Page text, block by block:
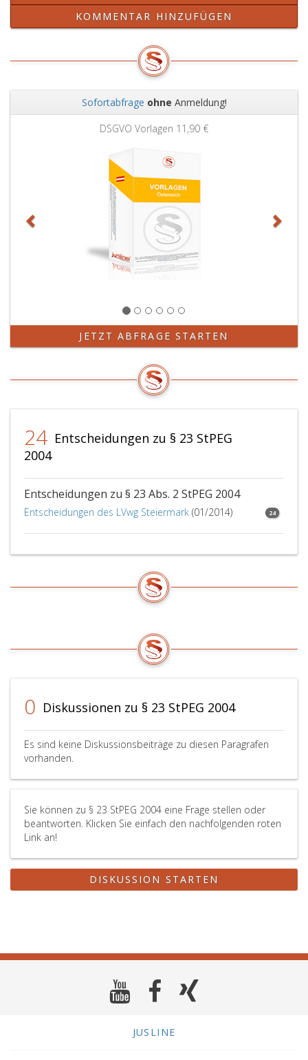
KOMMENTAR HINZUFÜGEN
Sofortabfrage ohne Anmeldung!
DSGVO Vorlagen 11,90 €
JETZT ABFRAGE STARTEN
24 Entscheidungen zu § 23 StPEG
2004
Entscheidungen zu § 23 Abs. 2 StPEG 2004
Entscheidungen des LVwg Steiermark (01/2014) 24
0 Diskussionen zu § 23 StPEG 2004
Es sind keine Diskussionsbeiträge zu diesen Paragrafen
vorhanden.
Sie können zu § 23 StPEG 2004 eine Frage stellen oder
beantworten. Klicken Sie einfach den nachfolgenden roten
Link an!
DISKUSSION STARTEN
JUSLINE